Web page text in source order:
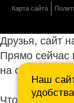
Карта сайта
Наш
Друзья, сайт
Прямо сейчас
на сайте.
Чтобы не